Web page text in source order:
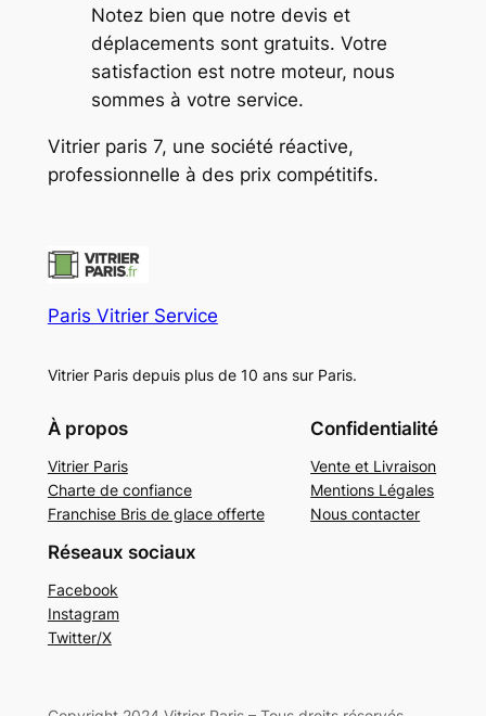
Notez bien que notre devis et
déplacements sont gratuits. Votre
satisfaction est notre moteur, nous
sommes à votre service.
Vitrier paris 7, une société réactive,
professionnelle à des prix compétitifs.
Paris Vitrier Service
Vitrier Paris depuis plus de 10 ans sur Paris.
À propos
Vitrier Paris
Charte de confiance
Franchise Bris de glace offerte
Confidentialité
Vente et Livraison
Mentions Légales
Nous contacter
Réseaux sociaux
Facebook
Instagram
Twitter/X